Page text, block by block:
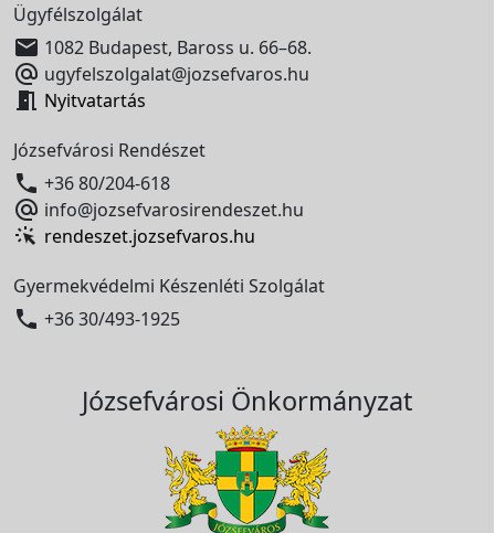
Ügyfélszolgálat
 1082 Budapest, Baross u. 66–68.
 ugyfelszolgalat@jozsefvaros.hu
 Nyitvatartás
Józsefvárosi Rendészet
 +36 80/204-618
 info@jozsefvarosirendeszet.hu
rendeszet.jozsefvaros.hu
Gyermekvédelmi Készenléti Szolgálat
 +36 30/493-1925
Józsefvárosi Önkormányzat